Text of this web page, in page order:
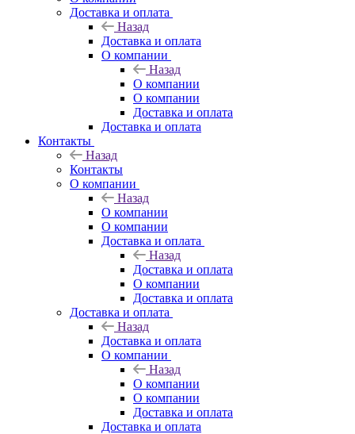
Доставка и оплата
Назад
Доставка и оплата
О компании
Назад
О компании
О компании
Доставка и оплата
Доставка и оплата
Контакты
Назад
Контакты
О компании
Назад
О компании
О компании
Доставка и оплата
Назад
Доставка и оплата
О компании
Доставка и оплата
Доставка и оплата
Назад
Доставка и оплата
О компании
Назад
О компании
О компании
Доставка и оплата
Доставка и оплата